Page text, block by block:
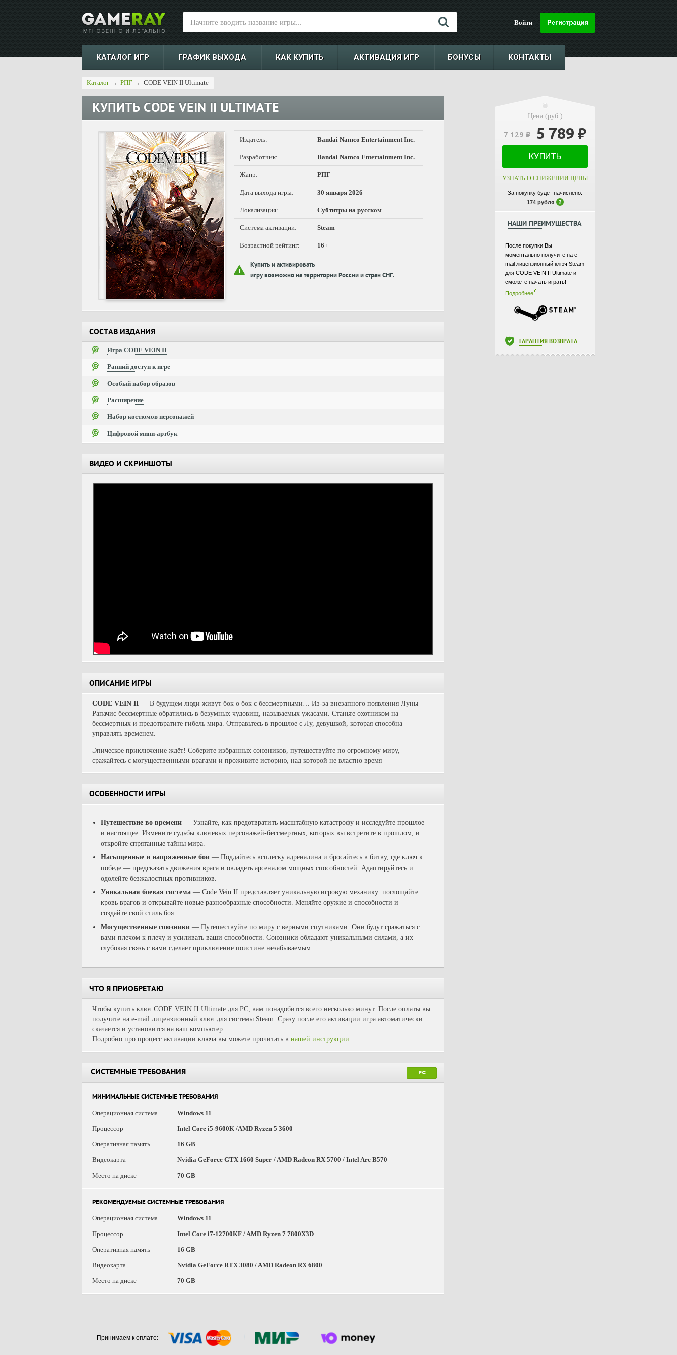
Войти
КАТАЛОГ ИГР ГРАФИК ВЫХОДА КАК КУПИТЬ АКТИВАЦИЯ ИГР БОНУСЫ КОНТАКТЫ
Каталог → РПГ → CODE VEIN II Ultimate
КУПИТЬ CODE VEIN II ULTIMATE
Издатель: Bandai Namco Entertainment Inc.
Разработчик: Bandai Namco Entertainment Inc.
Жанр: РПГ
Дата выхода игры: 30 января 2026
Локализация: Субтитры на русском
Система активации: Steam
Возрастной рейтинг: 16+
Купить и активировать
игру возможно на территории России и стран СНГ.
СОСТАВ ИЗДАНИЯ
Игра CODE VEIN II
Ранний доступ к игре
Особый набор образов
Расширение
Набор костюмов персонажей
Цифровой мини-артбук
ВИДЕО И СКРИНШОТЫ
ОПИСАНИЕ ИГРЫ
CODE VEIN II — В будущем люди живут бок о бок с бессмертными… Из-за внезапного появления Луны
Рапачис бессмертные обратились в безумных чудовищ, называемых ужасами. Станьте охотником на
бессмертных и предотвратите гибель мира. Отправьтесь в прошлое с Лу, девушкой, которая способна
управлять временем.
Эпическое приключение ждёт! Соберите избранных союзников, путешествуйте по огромному миру,
сражайтесь с могущественными врагами и проживите историю, над которой не властно время
ОСОБЕННОСТИ ИГРЫ
Путешествие во времени — Узнайте, как предотвратить масштабную катастрофу и исследуйте прошлое
и настоящее. Измените судьбы ключевых персонажей-бессмертных, которых вы встретите в прошлом, и
откройте спрятанные тайны мира.
Насыщенные и напряженные бои — Поддайтесь всплеску адреналина и бросайтесь в битву, где ключ к
победе — предсказать движения врага и овладеть арсеналом мощных способностей. Адаптируйтесь и
одолейте безжалостных противников.
Уникальная боевая система — Code Vein II представляет уникальную игровую механику: поглощайте
кровь врагов и открывайте новые разнообразные способности. Меняйте оружие и способности и
создайте свой стиль боя.
Могущественные союзники — Путешествуйте по миру с верными спутниками. Они будут сражаться с
вами плечом к плечу и усиливать ваши способности. Союзники обладают уникальными силами, а их
глубокая связь с вами сделает приключение поистине незабываемым.
ЧТО Я ПРИОБРЕТАЮ
Чтобы купить ключ CODE VEIN II Ultimate для PC, вам понадобится всего несколько минут. После оплаты вы
получите на e-mail лицензионный ключ для системы Steam. Сразу после его активации игра автоматически
скачается и установится на ваш компьютер.
Подробно про процесс активации ключа вы можете прочитать в нашей инструкции.
СИСТЕМНЫЕ ТРЕБОВАНИЯ PC
МИНИМАЛЬНЫЕ СИСТЕМНЫЕ ТРЕБОВАНИЯ
Операционная система
Windows 11
Процессор Intel Core i5-9600K /AMD Ryzen 5 3600
Оперативная память 16 GB
Видеокарта Nvidia GeForce GTX 1660 Super / AMD Radeon RX 5700 / Intel Arc B570
Место на диске 70 GB
РЕКОМЕНДУЕМЫЕ СИСТЕМНЫЕ ТРЕБОВАНИЯ
Операционная система
Windows 11
Процессор Intel Core i7-12700KF / AMD Ryzen 7 7800X3D
Оперативная память 16 GB
Видеокарта Nvidia GeForce RTX 3080 / AMD Radeon RX 6800
Место на диске 70 GB
Цена (руб.)
7 129₽ 5 789 ₽
КУПИТЬ
УЗНАТЬ О СНИЖЕНИИ ЦЕНЫ
За покупку будет начислено:
174 рубля
НАШИ ПРЕИМУЩЕСТВА
После покупки Вы
моментально получите на e-
mail лицензионный ключ Steam
для CODE VEIN II Ultimate и
сможете начать играть!
Подробнее
ГАРАНТИЯ ВОЗВРАТА
Принимаем к оплате: